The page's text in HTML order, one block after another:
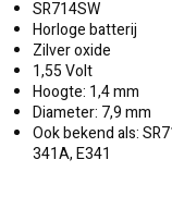
SR714SW
Horloge batterij
Zilver oxide
1,55 Volt
Hoogte: 1,4 mm
Diameter: 7,9 mm
Ook bekend als:
341A, E341